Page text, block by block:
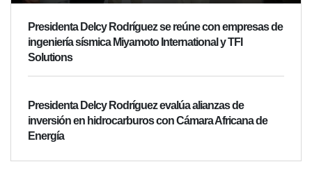
Presidenta Delcy Rodríguez se reúne con empresas de
ingeniería sísmica Miyamoto International y TFI
Solutions
Presidenta Delcy Rodríguez evalúa alianzas de
inversión en hidrocarburos con Cámara Africana de
Energía